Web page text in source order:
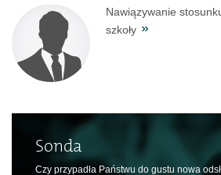
Nawiązywanie
szkoły
Sonda
Czy przypadła Państwu do gustu nowa